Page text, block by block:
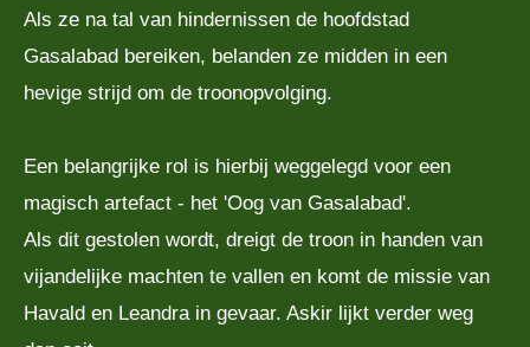
Als ze na tal van hindernissen de hoofdstad
Gasalabad bereiken, belanden ze midden in een
hevige strijd om de troonopvolging.
Een belangrijke rol is hierbij weggelegd voor een
magisch artefact - het 'Oog van Gasalabad'.
Als dit gestolen wordt, dreigt de troon in handen van
vijandelijke machten te vallen en komt de missie van
Havald en Leandra in gevaar. Askir lijkt verder weg